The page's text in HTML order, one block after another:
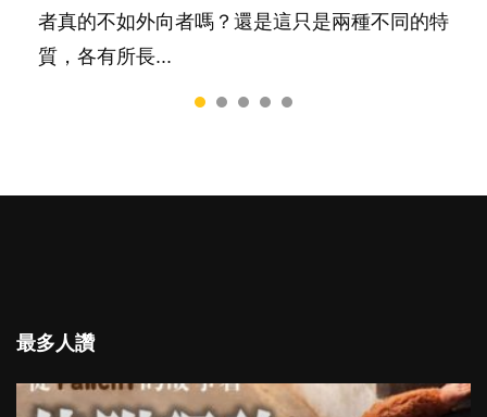
者真的不如外向者嗎？還是這只是兩種不同的特
質，各有所長...
最多人讚